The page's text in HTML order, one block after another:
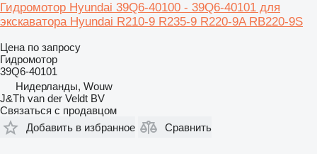
Гидромотор Hyundai 39Q6-40100 - 39Q6-40101 для
экскаватора Hyundai R210-9 R235-9 R220-9A RB220-9S
Цена по запросу
Гидромотор
39Q6-40101
Нидерланды, Wouw
J&Th van der Veldt BV
Связаться с продавцом
Добавить в избранное
Сравнить